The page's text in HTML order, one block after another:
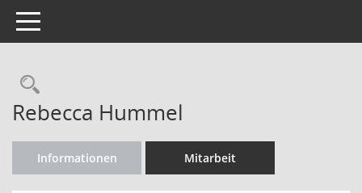
Toggle navigation
Rechercheauswahl
Rebecca Hummel
Informationen Mitarbeit